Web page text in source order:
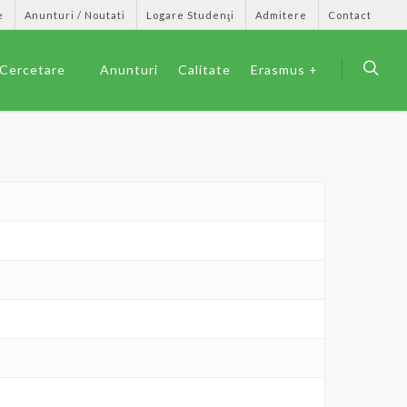
Anunturi / Noutati Logare Studenţi Admitere Contact
Cercetare Anunturi Calitate Erasmus +